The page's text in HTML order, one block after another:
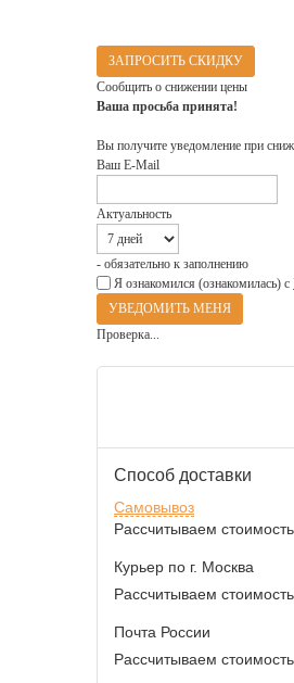
ЗАПРОСИТЬ СКИДКУ
Сообщить о снижении цены
Ваша просьба принята!
Вы получите уведомление при
Ваш E-Mail
Актуальность
- обязательно к заполнению
Я ознакомился (ознакомилась) с
Проверка...
Способ доставки
Самовывоз
Рассчитываем стоимость
Курьер по г. Москва
Рассчитываем стоимость
Почта России
Рассчитываем стоимость